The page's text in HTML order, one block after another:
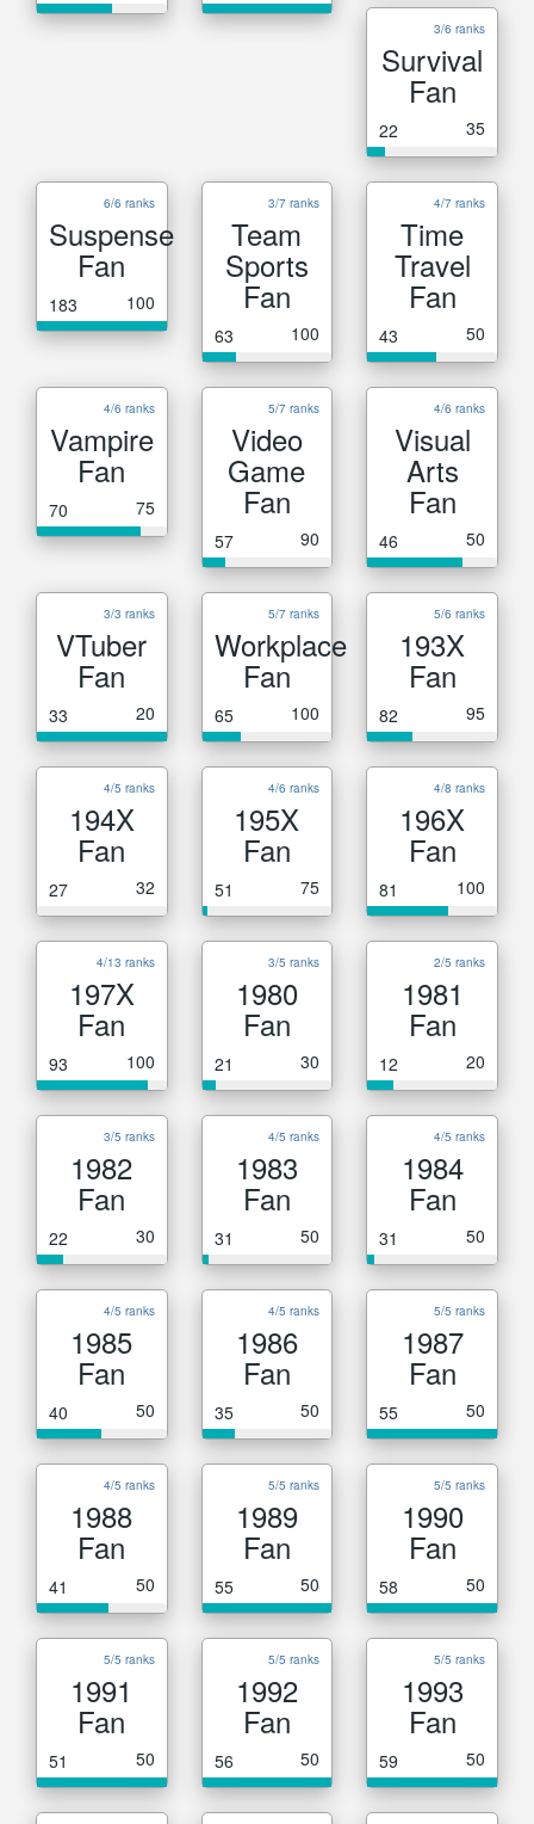
3/6 ranks
Survival
Fan
22 35
6/6 ranks
Suspense
Fan
183 100
3/7 ranks
Team
Sports
Fan
63 100
4/7 ranks
Time
Travel
Fan
43 50
4/6 ranks
Vampire
Fan
70 75
5/7 ranks
Video
Game
Fan
57 90
4/6 ranks
Visual
Arts
Fan
46 50
3/3 ranks
VTuber
Fan
33 20
5/7 ranks
Workplace
Fan
65 100
5/6 ranks
193X
Fan
82 95
4/5 ranks
194X
Fan
27 32
4/6 ranks
195X
Fan
51 75
4/8 ranks
196X
Fan
81 100
4/13 ranks
197X
Fan
93 100
3/5 ranks
1980
Fan
21 30
2/5 ranks
1981
Fan
12 20
3/5 ranks
1982
Fan
22 30
4/5 ranks
1983
Fan
31 50
4/5 ranks
1984
Fan
31 50
4/5 ranks
1985
Fan
40 50
4/5 ranks
1986
Fan
35 50
5/5 ranks
1987
Fan
55 50
4/5 ranks
1988
Fan
41 50
5/5 ranks
1989
Fan
55 50
5/5 ranks
1990
Fan
58 50
5/5 ranks
1991
Fan
51 50
5/5 ranks
1992
Fan
56 50
5/5 ranks
1993
Fan
59 50